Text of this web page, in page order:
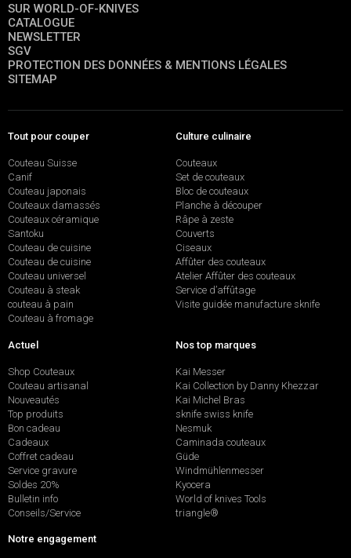
SUR WORLD-OF-KNIVES
CATALOGUE
NEWSLETTER
SGV
PROTECTION DES DONNÉES & MENTIONS LÉGALES
SITEMAP
Tout pour couper
Couteau Suisse
Canif
Couteau japonais
Couteaux damassés
Couteaux céramique
Santoku
Couteau de cuisine
Couteau de cuisine
Couteau universel
Couteau à steak
couteau à pain
Couteau à fromage
Culture culinaire
Couteaux
Set de couteaux
Bloc de couteaux
Planche à découper
Râpe à zeste
Couverts
Ciseaux
Affûter des couteaux
Atelier Affûter des couteaux
Service d’affûtage
Visite guidée manufacture sknife
Actuel
Shop Couteaux
Couteau artisanal
Nouveautés
Top produits
Bon cadeau
Cadeaux
Coffret cadeau
Service gravure
Soldes 20%
Bulletin info
Conseils/Service
Nos top marques
Kai Messer
Kai Collection by Danny Khezzar
Kai Michel Bras
sknife swiss knife
Nesmuk
Caminada couteaux
Güde
Windmühlenmesser
Kyocera
World of knives Tools
triangle®
Notre engagement